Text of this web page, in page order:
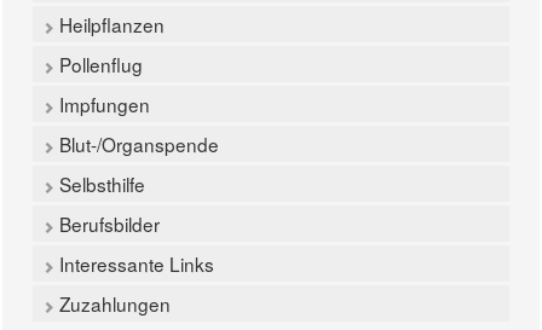
Heilpflanzen
Pollenflug
Impfungen
Blut-/Organspende
Selbsthilfe
Berufsbilder
Interessante Links
Zuzahlungen